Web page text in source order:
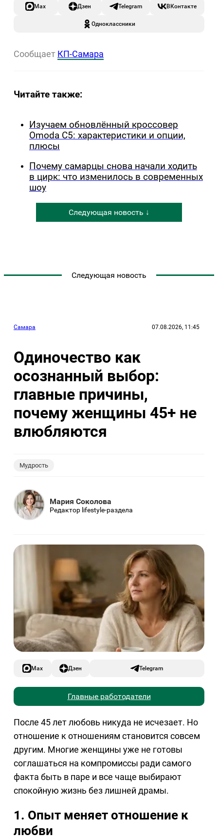
Max Дзен Telegram ВКонтакте
Одноклассники
Сообщает КП-Самара
Читайте также:
Изучаем обновлённый кроссовер
Omoda C5: характеристики и опции,
плюсы
Почему самарцы снова начали ходить
в цирк: что изменилось в современных
шоу
Следующая новость ↓
Следующая новость
Самара 07.08.2026, 11:45
Одиночество как
осознанный выбор:
главные причины,
почему женщины 45+ не
влюбляются
Мудрость
Мария Соколова
Редактор lifestyle-раздела
Max Дзен Telegram
Главные работодатели
После 45 лет любовь никуда не исчезает. Но
отношение к отношениям становится совсем
другим. Многие женщины уже не готовы
соглашаться на компромиссы ради самого
факта быть в паре и все чаще выбирают
спокойную жизнь без лишней драмы.
1. Опыт меняет отношение к
любви